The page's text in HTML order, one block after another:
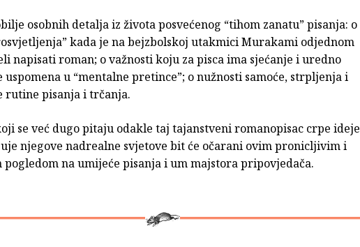
osobnih detalja iz života posvećenog “tihom zanatu” pisanja: o
kada je na bejzbolskoj utakmici Murakami odjednom
napisati roman; o važnosti koju za pisca ima sjećanje i uredno
uspomena u “mentalne pretince”; o nužnosti samoće, strpljenja i
rutine pisanja i trčanja.
se već dugo pitaju odakle taj tajanstveni romanopisac crpe ideje
njegove nadrealne svjetove bit će očarani ovim pronicljivim i
na umijeće pisanja i um majstora pripovjedača.